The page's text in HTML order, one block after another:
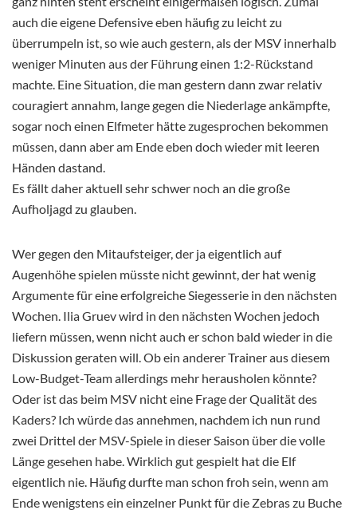
auch die eigene Defensive eben häufig zu leicht zu
überrumpeln ist, so wie auch gestern, als der MSV innerhalb
weniger Minuten aus der Führung einen 1:2-Rückstand
machte. Eine Situation, die man gestern dann zwar relativ
couragiert annahm, lange gegen die Niederlage ankämpfte,
sogar noch einen Elfmeter hätte zugesprochen bekommen
müssen, dann aber am Ende eben doch wieder mit leeren
Händen dastand.
Es fällt daher aktuell sehr schwer noch an die große
Aufholjagd zu glauben.
Wer gegen den Mitaufsteiger, der ja eigentlich auf
Augenhöhe spielen müsste nicht gewinnt, der hat wenig
Argumente für eine erfolgreiche Siegesserie in den nächsten
Wochen. Ilia Gruev wird in den nächsten Wochen jedoch
liefern müssen, wenn nicht auch er schon bald wieder in die
Diskussion geraten will. Ob ein anderer Trainer aus diesem
Low-Budget-Team allerdings mehr herausholen könnte?
Oder ist das beim MSV nicht eine Frage der Qualität des
Kaders? Ich würde das annehmen, nachdem ich nun rund
zwei Drittel der MSV-Spiele in dieser Saison über die volle
Länge gesehen habe. Wirklich gut gespielt hat die Elf
eigentlich nie. Häufig durfte man schon froh sein, wenn am
Ende wenigstens ein einzelner Punkt für die Zebras zu Buche